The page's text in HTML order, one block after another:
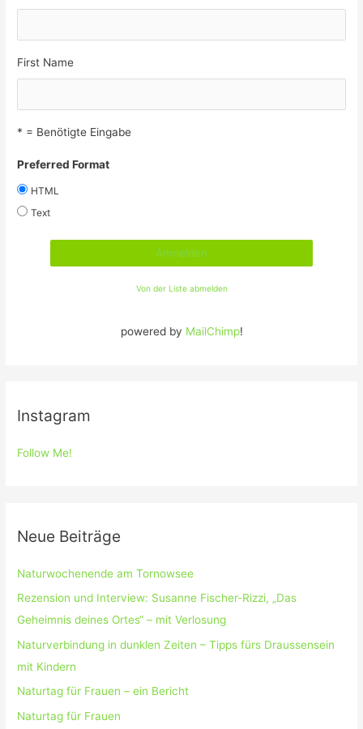
First Name
* = Benötigte Eingabe
Preferred Format
HTML
Text
Von der Liste abmelden
powered by MailChimp!
Instagram
Follow Me!
Neue Beiträge
Naturwochenende am Tornowsee
Rezension und Interview: Susanne Fischer-Rizzi, „Das
Geheimnis deines Ortes“ – mit Verlosung
Naturverbindung in dunklen Zeiten – Tipps fürs Draussensein
mit Kindern
Naturtag für Frauen – ein Bericht
Naturtag für Frauen